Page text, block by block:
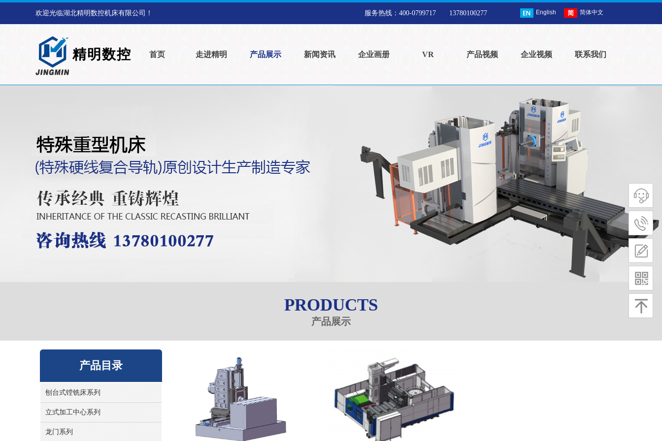
欢迎光临湖北精明数控机床有限公司！ English 简体中文
服务热线： 400-0799717 13780100277
首页 走进精明 产品展示 新闻资讯 企业画册 VR 产品视频 企业视频 联系我们
精明数控
PRODUCTS
产品展示
产品目录
刨台式镗铣床系列
立式加工中心系列
龙门系列